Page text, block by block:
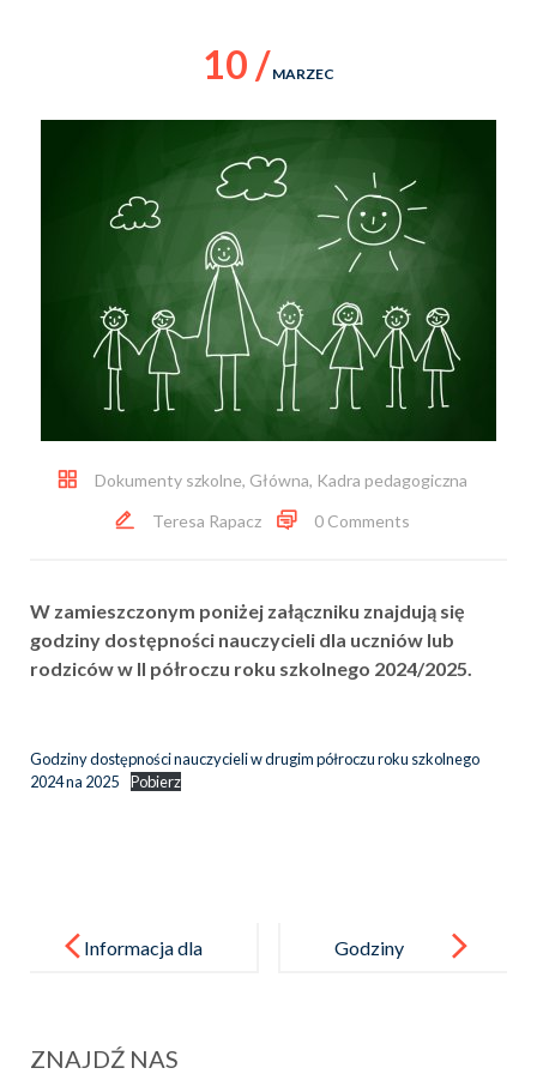
10 / MARZEC
Dokumenty szkolne, Główna, Kadra pedagogiczna
Teresa Rapacz
0 Comments
W zamieszczonym poniżej załączniku znajdują się
godziny dostępności nauczycieli dla uczniów lub
rodziców w II półroczu roku szkolnego 2024/2025.
Godziny dostępności nauczycieli w drugim półroczu roku szkolnego
2024 na 2025
Pobierz
navigationInformacja dla
opiekunów
Godziny
ZNAJDŹ NAS